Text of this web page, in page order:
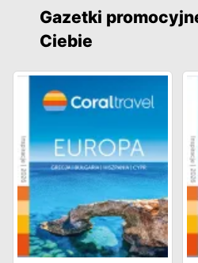
Gazetki
Ciebie